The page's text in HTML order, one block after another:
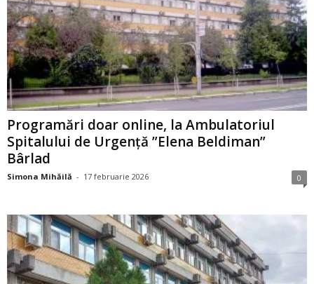
Programări doar online, la Ambulatoriul
Spitalului de Urgență ”Elena Beldiman”
Bârlad
Simona Mihăilă - 17 februarie 2026 0